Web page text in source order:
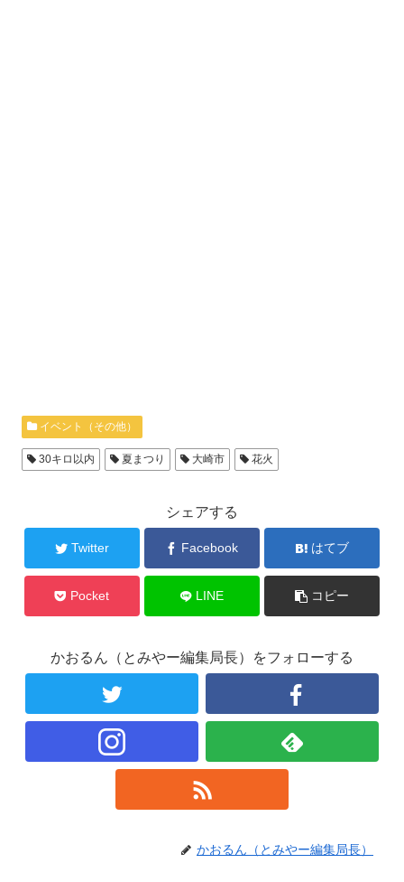
イベント（その他）
30キロ以内 夏まつり 大崎市 花火
シェアする
Twitter Facebook はてブ
Pocket LINE コピー
かおるん（とみやー編集局長）をフォローする
かおるん（とみやー編集局長）